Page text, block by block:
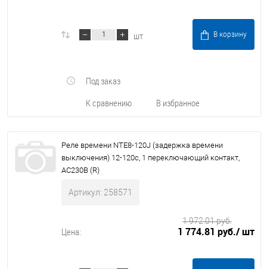
шт В корзину
К сравнению В избранное
Под заказ
Реле времени NTE8-120J (задержка времени
выключения) 12-120с, 1 переключающий контакт,
AC230В (R)
Артикул: 258571
Цена: 1 774.81 руб./ шт
1 972.01 руб.